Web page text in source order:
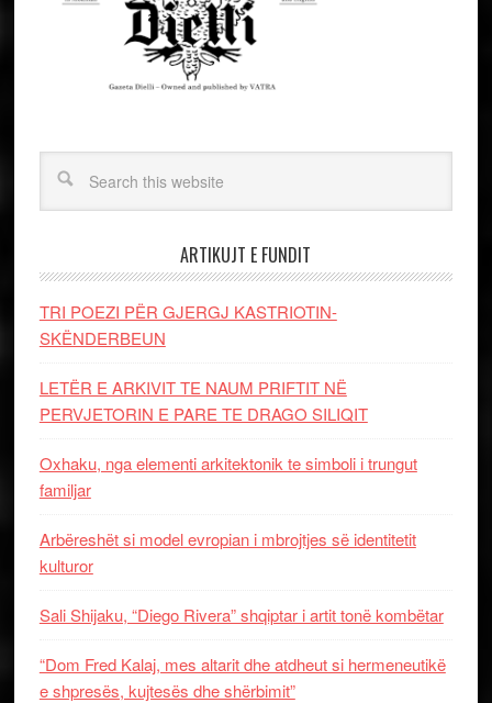
ARTIKUJT E FUNDIT
TRI POEZI PËR GJERGJ KASTRIOTIN-
SKËNDERBEUN
LETËR E ARKIVIT TE NAUM PRIFTIT NË
PERVJETORIN E PARE TE DRAGO SILIQIT
Oxhaku, nga elementi arkitektonik te simboli i trungut
familjar
Arbëreshët si model evropian i mbrojtjes së identitetit
kulturor
Sali Shijaku, “Diego Rivera” shqiptar i artit tonë kombëtar
“Dom Fred Kalaj, mes altarit dhe atdheut si hermeneutikë
e shpresës, kujtesës dhe shërbimit”